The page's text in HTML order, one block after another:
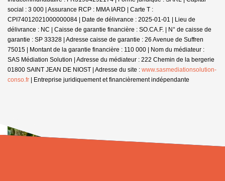
social : 3 000 | Assurance RCP : MMA IARD | Carte T :
CPI74012021000000084 | Date de délivrance : 2025-01-01 | Lieu de
délivrance : NC | Caisse de garantie financière : SO.CA.F. | N° de caisse de
garantie : SP 33328 | Adresse caisse de garantie : 26 Avenue de Suffren
75015 | Montant de la garantie financière : 110 000 | Nom du médiateur :
SAS Médiation Solution | Adresse du médiateur : 222 Chemin de la bergerie
01800 SAINT JEAN DE NIOST | Adresse du site : www.sasmediationsolution-
conso.fr | Entreprise juridiquement et financièrement indépendante